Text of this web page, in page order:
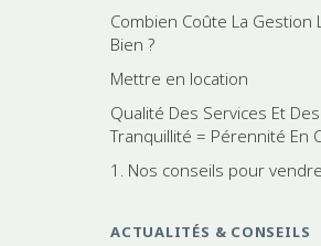
Combien Coûte La Gestion
Bien ?
Mettre en location
Qualité Des Services Et
Tranquillité = Pérennité En
1. Nos conseils pour vendre
ACTUALITÉS & CONSEILS